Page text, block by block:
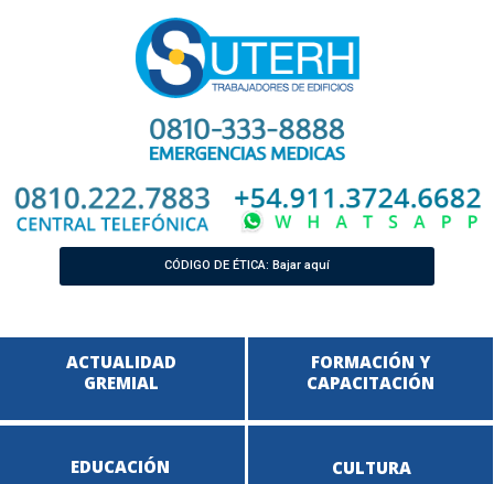
CÓDIGO DE ÉTICA: Bajar aquí
ACTUALIDAD
GREMIAL
EDUCACIÓN CULTURA
FORMACIÓN Y
CAPACITACIÓN